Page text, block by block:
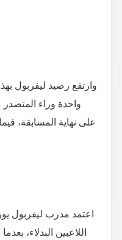
واحدة وراء
اعتمد مدرب ليفربول